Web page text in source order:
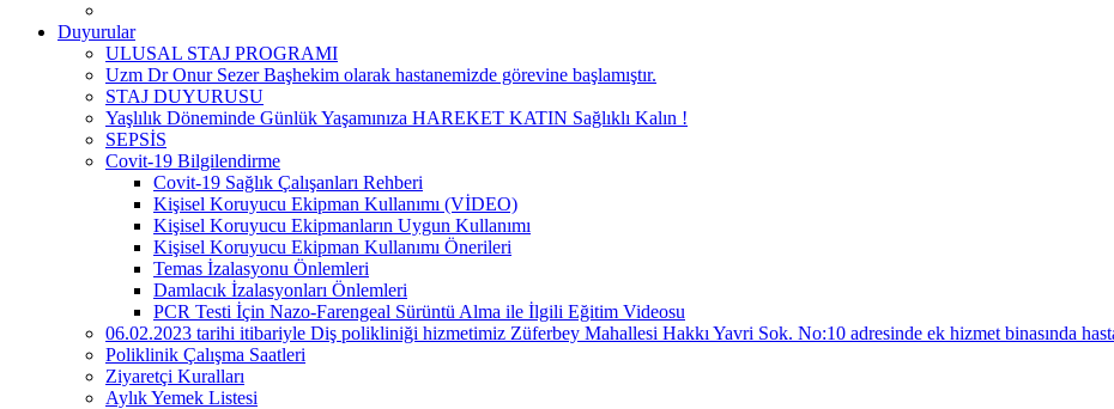
Duyurular
ULUSAL STAJ PROGRAMI
Uzm Dr Onur Sezer Başhekim olarak hastanemizde görevine başlamıştır.
STAJ DUYURUSU
Yaşlılık Döneminde Günlük Yaşamınıza HAREKET KATIN Sağlıklı Kalın !
SEPSİS
Covit-19 Bilgilendirme
Covit-19 Sağlık Çalışanları Rehberi
Kişisel Koruyucu Ekipman Kullanımı (VİDEO)
Kişisel Koruyucu Ekipmanların Uygun Kullanımı
Kişisel Koruyucu Ekipman Kullanımı Önerileri
Temas İzalasyonu Önlemleri
Damlacık İzalasyonları Önlemleri
PCR Testi İçin Nazo-Farengeal Sürüntü Alma ile İlgili Eğitim Videosu
06.02.2023 tarihi itibariyle Diş polikliniği hizmetimiz Züferbey Mahallesi Hakkı Yavri Sok. No:10 adresinde ek hizmet binasında
Poliklinik Çalışma Saatleri
Ziyaretçi Kuralları
Aylık Yemek Listesi